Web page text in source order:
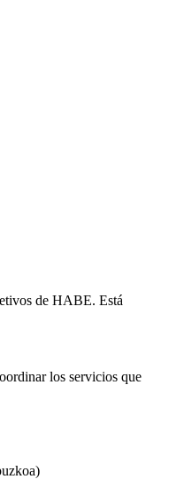
de HABE. Está
los servicios que